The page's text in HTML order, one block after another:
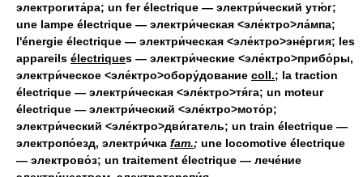
электрогита́ра; un fer électrique — электри́ческий утю́г;
une lampe électrique — электри́ческая <эле́ктро>ла́мпа;
l'énergie électrique — электри́ческая <эле́ктро>эне́ргия; les
appareils électriques — электри́ческие <эле́ктро>прибо́ры,
электри́ческое <эле́ктро>обору́дование coll.; la traction
électrique — электри́ческая <эле́ктро>тя́га; un moteur
électrique — электри́ческий <эле́ктро>мото́р;
электри́ческий <эле́ктро>дви́гатель; un train électrique —
электропо́езд, электри́чка fam.; une locomotive électrique
— электрово́з; un traitement électrique — лече́ние